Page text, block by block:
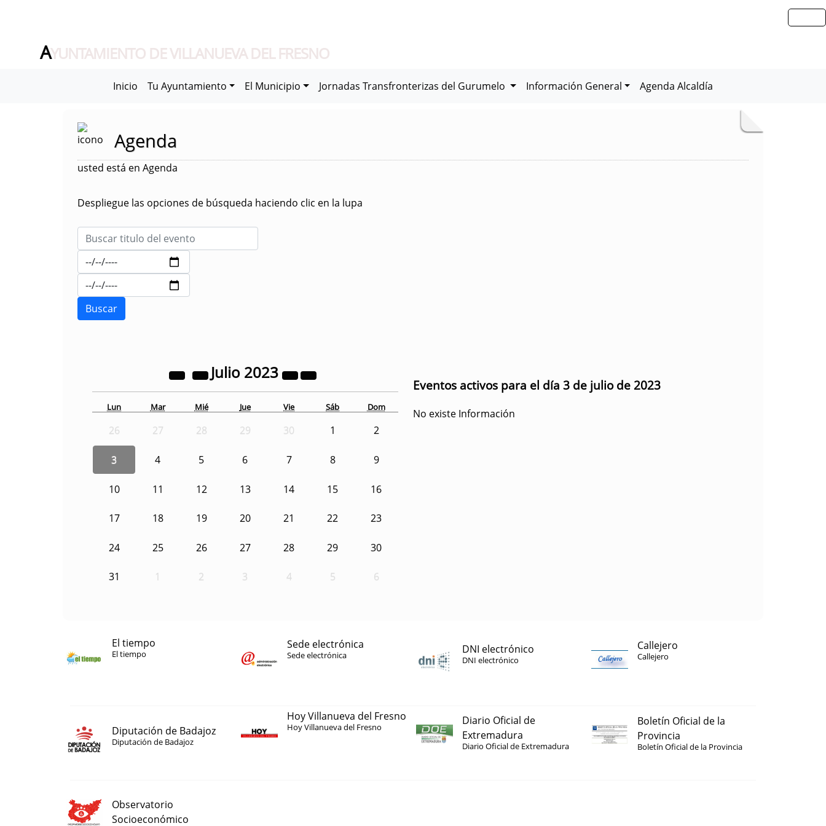
AYUNTAMIENTO DE VILLANUEVA DEL FRESNO
Inicio Tu Ayuntamiento El Municipio Jornadas Transfronterizas del Gurumelo Información General Agenda Alcaldía
Agenda
usted está en Agenda
Despliegue las opciones de búsqueda haciendo clic en la lupa
Julio 2023
Lun Mar Mié Jue Vie Sáb Dom
26 27 28 29 30 1 2
3 4 5 6 7 8 9
10 11 12 13 14 15 16
17 18 19 20 21 22 23
24 25 26 27 28 29 30
31 1 2 3 4 5 6
Eventos activos para el día 3 de julio de 2023
No existe Información
El tiempo
El tiempo
Sede electrónica
Sede electrónica DNI electrónico
DNI electrónico
Callejero
Callejero
Diputación de Badajoz
Diputación de Badajoz
Hoy Villanueva del Fresno
Hoy Villanueva del Fresno
Diario Oficial de
Extremadura
Diario Oficial de Extremadura
Boletín Oficial de la
Provincia
Boletín Oficial de la Provincia
Observatorio
Socioeconómico